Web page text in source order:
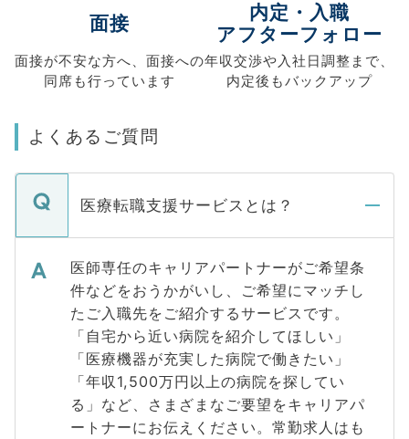
面接
面接が不安な方へ、 面接への
同席も行っています
内定・入職
アフターフォロー
年収交渉や入社日調整まで、
内定後もバックアップ
よくあるご質問
医療転職支援サービスとは？
医師専任のキャリアパートナーがご希望条
件などをおうかがいし、ご希望にマッチし
たご入職先をご紹介するサービスです。
「自宅から近い病院を紹介してほしい」
「医療機器が充実した病院で働きたい」
「年収1,500万円以上の病院を探してい
る」など、さまざまなご要望をキャリアパ
ートナーにお伝えください。常勤求人はも